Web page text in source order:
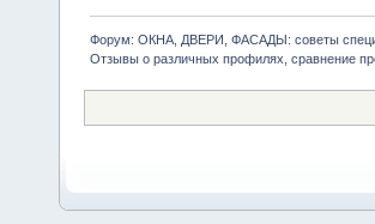
Форум: ОКНА, ДВЕРИ, ФАСАДЫ: советы
Отзывы о различных профилях, сравнение